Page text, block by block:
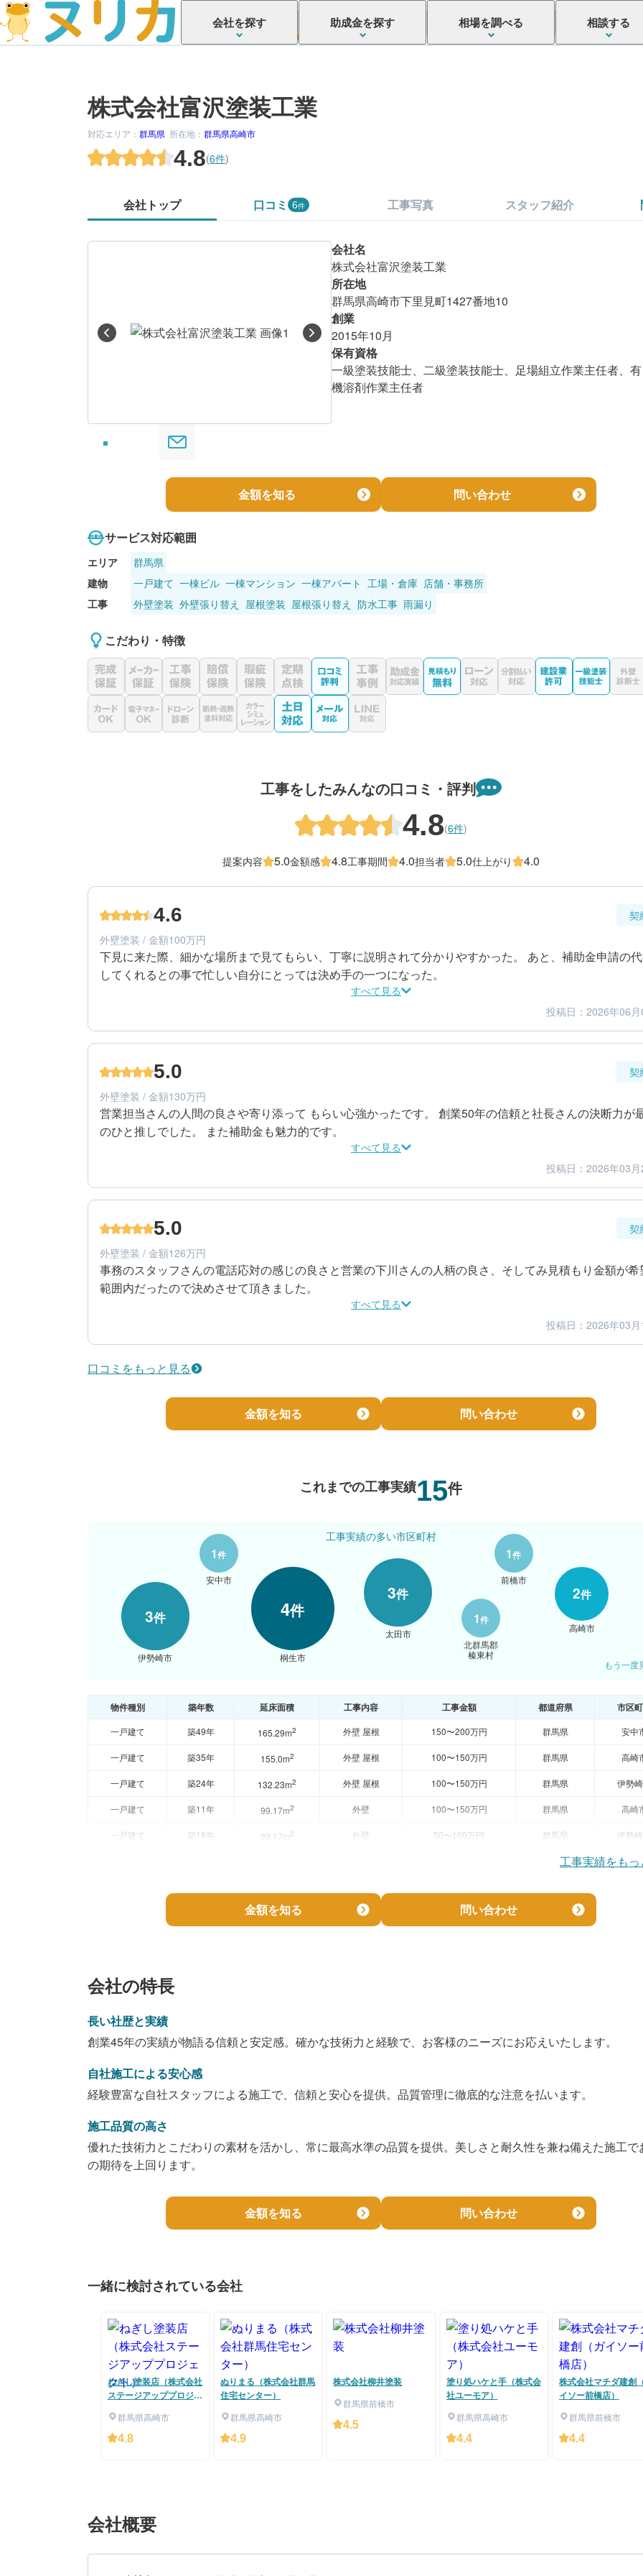
会社を探す 助成金を探す 相場を調べる 相談する
株式会社富沢塗装工業
対応エリア： 群馬県 所在地： 群馬県高崎市
4.8(6件)
会社トップ 口コミ 6件 工事写真 スタッフ紹介
会社名
株式会社富沢塗装工業
所在地
群馬県高崎市下里見町1427番地10
創業
2015年10月
保有資格
一級塗装技能士、二級塗装技能士、足場組立作業主任者、有
機溶剤作業主任者
金額を知る 問い合わせ
サービス対応範囲
エリア
群馬県
建物
一戸建て 一棟ビル 一棟マンション 一棟アパート 工場・倉庫 店舗・事務所
工事
外壁塗装 外壁張り替え 屋根塗装 屋根張り替え 防水工事 雨漏り
こだわり・特徴
工事をしたみんなの口コミ・評判
4.8(6件)
提案内容 5.0金額感 4.8工事期間 4.0担当者 5.0仕上がり 4.0
4.6
契
外壁塗装 / 金額100万円
下見に来た際、細かな場所まで見てもらい、丁寧に説明されて分かりやすかった。 あと、補助金申請の
してくれるとの事で忙しい自分にとっては決め手の一つになった。
すべて見る
50代/男性/一戸建て
エリア：群馬県伊勢崎市
築年数：18年
投稿日：2026年06
5.0
契
外壁塗装 / 金額130万円
営業担当さんの人間の良さや寄り添って もらい心強かったです。 創業50年の信頼と社長さんの決断力が
のひと推しでした。 また補助金も魅力的です。
すべて見る
40代/男性/一戸建て
エリア：群馬県太田市
築年数：14年
投稿日：2026年03
5.0
契
外壁塗装 / 金額126万円
事務のスタッフさんの電話応対の感じの良さと営業の下川さんの人柄の良さ、そしてみ見積もり金額が希
範囲内だったので決めさせて頂きました。
すべて見る
50代/男性/一戸建て
エリア：群馬県桐生市
投稿日：2026年03
口コミをもっと見る
金額を知る 問い合わせ
これまでの工事実績15件
4件
桐生市
3件
伊勢崎市
3件
太田市
2件
高崎市
1件
前橋市
1件
安中市
1件
北群馬郡
榛東村
工事実績の多い市区町村
もう一度
物件種別 築年数 延床面積 工事内容 工事金額 都道府県 市区
一戸建て 築49年 165.29m2 外壁 屋根 150〜200万円 群馬県 安中
一戸建て 築35年 155.0m2 外壁 屋根 100〜150万円 群馬県 高崎
一戸建て 築24年 132.23m2 外壁 屋根 100〜150万円 群馬県 伊勢
一戸建て 築11年 99.17m2 外壁 100〜150万円 群馬県 高崎
一戸建て 築18年 99.17m2 外壁 50〜100万円 群馬県 伊勢
工事実績をも
金額を知る 問い合わせ
会社の特長
長い社歴と実績
創業45年の実績が物語る信頼と安定感。確かな技術力と経験で、お客様のニーズにお応えいたします。
自社施工による安心感
経験豊富な自社スタッフによる施工で、信頼と安心を提供。品質管理に徹底的な注意を払います。
施工品質の高さ
優れた技術力とこだわりの素材を活かし、常に最高水準の品質を提供。美しさと耐久性を兼ね備えた施工で
の期待を上回ります。
金額を知る 問い合わせ
一緒に検討されている会社
ねぎし塗装店（株式会社
ステージアッププロジェ
群馬県高崎市
4.8
ぬりまる（株式会社群馬
住宅センター）
群馬県高崎市
4.9
株式会社柳井塗装
群馬県前橋市
4.5
塗り処ハケと手（株式会
社ユーモア）
群馬県高崎市
4.4
株式会社マチダ建創
イソー前橋店）
群馬県前橋市
4.4
会社概要